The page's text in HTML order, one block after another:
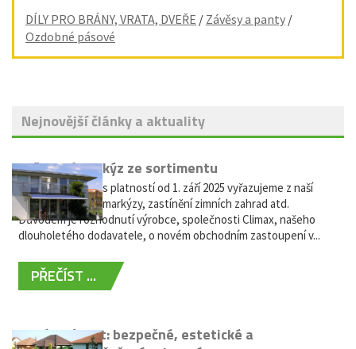
DÍLY PRO BRÁNY, VRATA, DVEŘE / Závěsy a panty /
Ozdobné pásové
Nejnovější články a aktuality
Vyřazení markýz ze sortimentu
Vážení zákazníci, s platností od 1. září 2025 vyřazujeme z naší
nabídky výsuvné markýzy, zastínění zimních zahrad atd.
Důvodem je rozhodnutí výrobce, společnosti Climax, našeho
dlouholetého dodavatele, o novém obchodním zastoupení v...
PŘEČÍST ...
Hliníkový plot: bezpečné, estetické a